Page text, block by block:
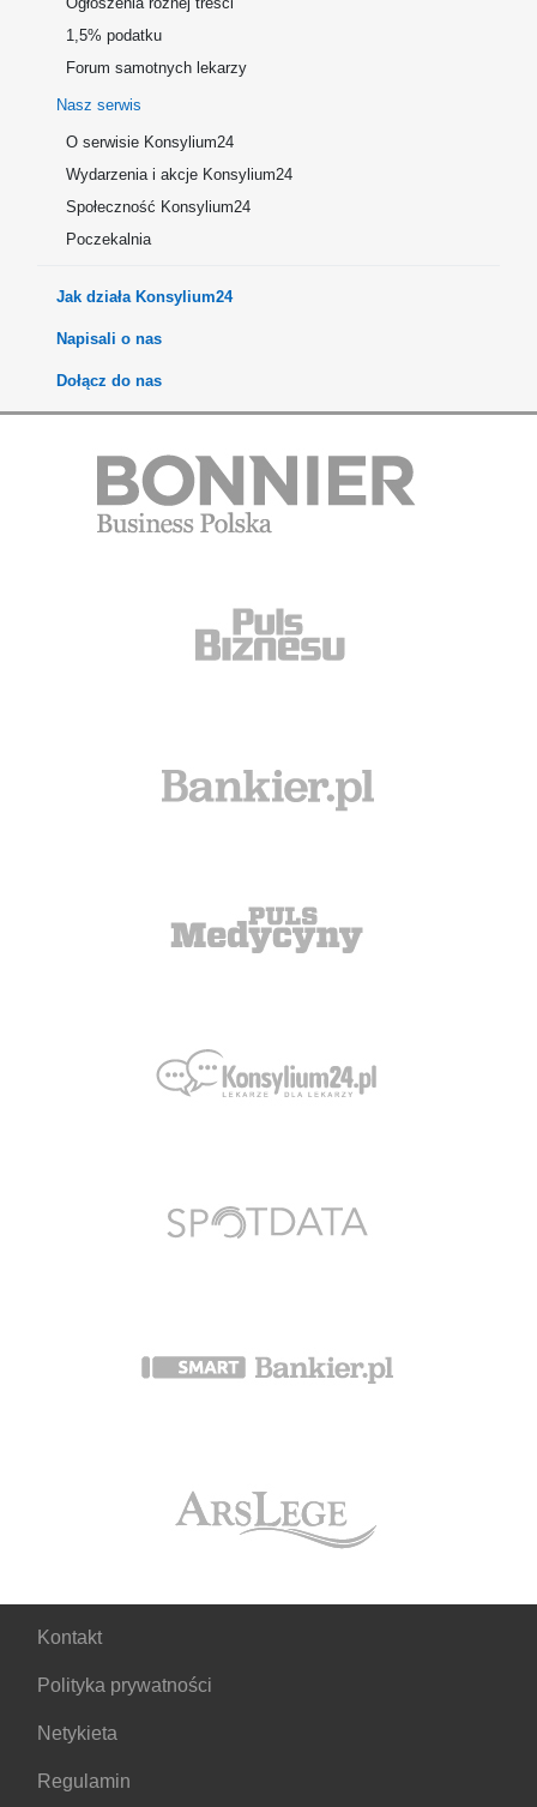
1,5% podatku
Forum samotnych lekarzy
Nasz serwis
O serwisie Konsylium24
Wydarzenia i akcje Konsylium24
Społeczność Konsylium24
Poczekalnia
Jak działa Konsylium24
Napisali o nas
Dołącz do nas
Kontakt
Polityka prywatności
Netykieta
Regulamin